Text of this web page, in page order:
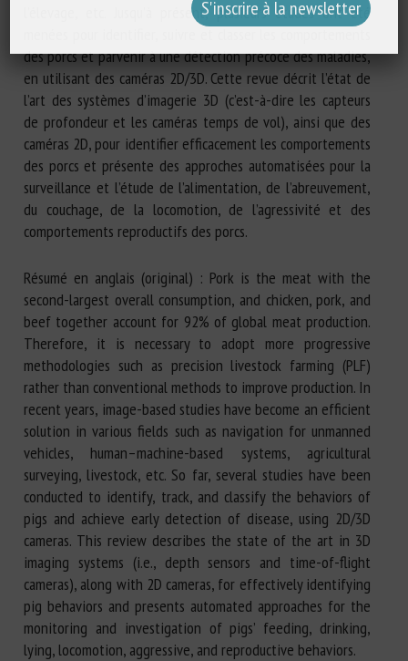
l’élevage, etc. Jusqu’à présent, plusieurs études ont été
des porcs et parvenir à une détection précoce des maladies,
en utilisant des caméras 2D/3D. Cette revue décrit l’état de
l’art des systèmes d’imagerie 3D (c’est-à-dire les capteurs
de profondeur et les caméras temps de vol), ainsi que des
caméras 2D, pour identifier efficacement les comportements
des porcs et présente des approches automatisées pour la
surveillance et l’étude de l’alimentation, de l’abreuvement,
du couchage, de la locomotion, de l’agressivité et des
comportements reproductifs des porcs.
Résumé en anglais (original) : Pork is the meat with the
second-largest overall consumption, and chicken, pork, and
beef together account for 92% of global meat production.
Therefore, it is necessary to adopt more progressive
methodologies such as precision livestock farming (PLF)
rather than conventional methods to improve production. In
recent years, image-based studies have become an efficient
solution in various fields such as navigation for unmanned
vehicles, human–machine-based systems, agricultural
surveying, livestock, etc. So far, several studies have been
conducted to identify, track, and classify the behaviors of
pigs and achieve early detection of disease, using 2D/3D
cameras. This review describes the state of the art in 3D
imaging systems (i.e., depth sensors and time-of-flight
cameras), along with 2D cameras, for effectively identifying
pig behaviors and presents automated approaches for the
monitoring and investigation of pigs’ feeding, drinking,
lying, locomotion, aggressive, and reproductive behaviors.